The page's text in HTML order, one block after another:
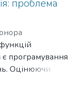
в якій
церква у перші
проблема
є програмування
Оцінюючи
яка відбиває